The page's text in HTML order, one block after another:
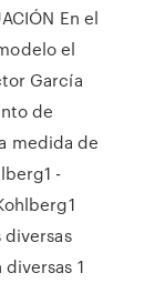
En el
el
García
de
medida de
-
1